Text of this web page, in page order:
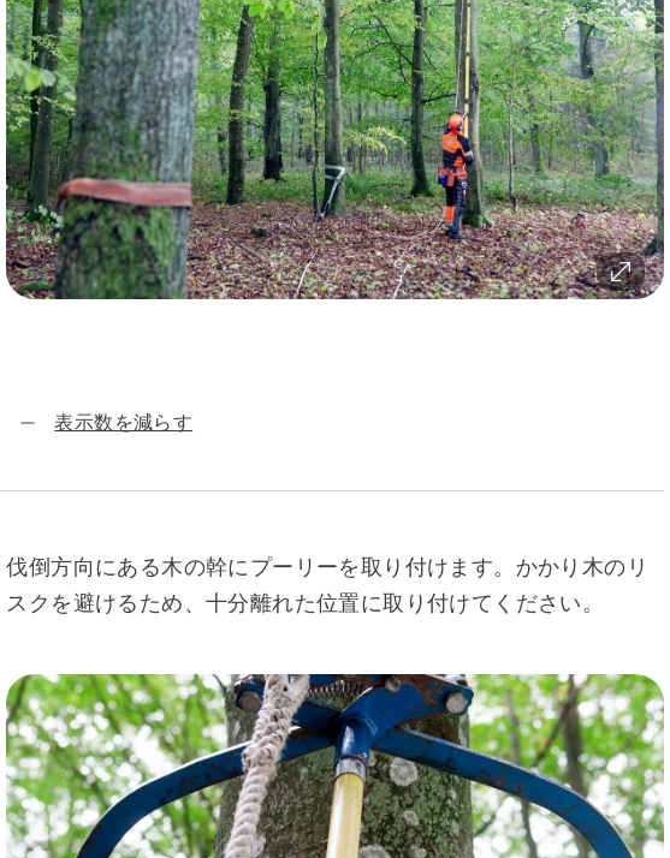
表示数を減らす
伐倒方向にある木の幹にプーリーを取り付けます。かかり木のリ
スクを避けるため、十分離れた位置に取り付けてください。